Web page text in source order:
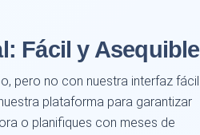
Fácil y Asequible
pero no con nuestra interfaz fácil
plataforma para garantizar
o planifiques con meses de